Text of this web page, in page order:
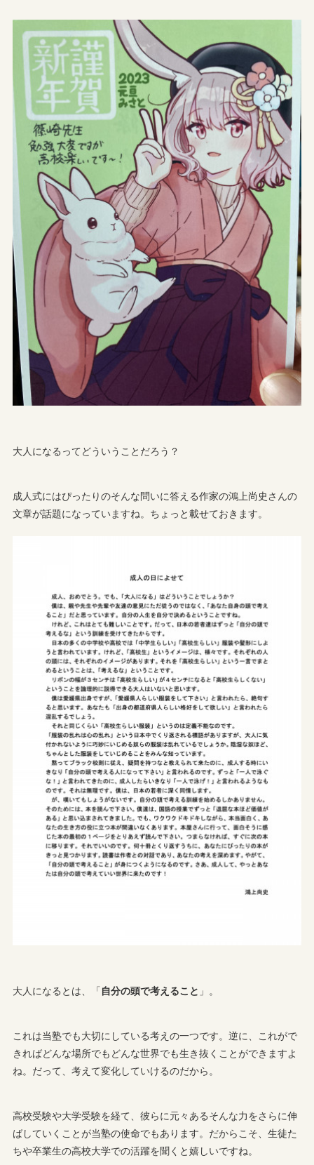
大人になるってどういうことだろう？
成人式にはぴったりのそんな問いに答える作家の鴻上尚史さんの
文章が話題になっていますね。ちょっと載せておきます。
大人になるとは、「自分の頭で考えること 」。
これは当塾でも大切にしている考えの一つです。逆に、これがで
きればどんな場所でもどんな世界でも生き抜くことができますよ
ね。だって、考えて変化していけるのだから。
高校受験や大学受験を経て、彼らに元々あるそんな力をさらに伸
ばしていくことが当塾の使命でもあります。だからこそ、生徒た
ちや卒業生の高校大学での活躍を聞くと嬉しいですね。